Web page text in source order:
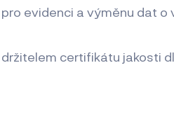
evidenci a výměnu dat o
certifikátu jakosti